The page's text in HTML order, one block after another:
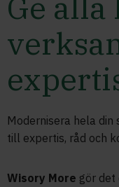
Modernisera hela
till expertis, råd och
Wisory More gör det